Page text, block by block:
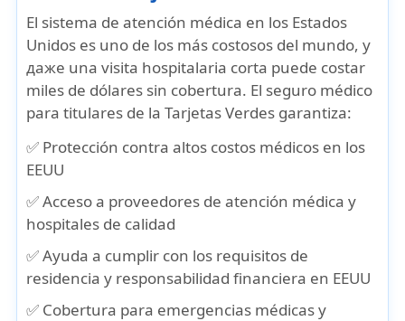
El sistema de atención médica en los Estados
Unidos es uno de los más costosos del mundo, y
даже una visita hospitalaria corta puede costar
miles de dólares sin cobertura. El seguro médico
para titulares de la Tarjetas Verdes garantiza:
✅ Protección contra altos costos médicos en los
EEUU
✅ Acceso a proveedores de atención médica y
hospitales de calidad
✅ Ayuda a cumplir con los requisitos de
residencia y responsabilidad financiera en EEUU
✅ Cobertura para emergencias médicas y